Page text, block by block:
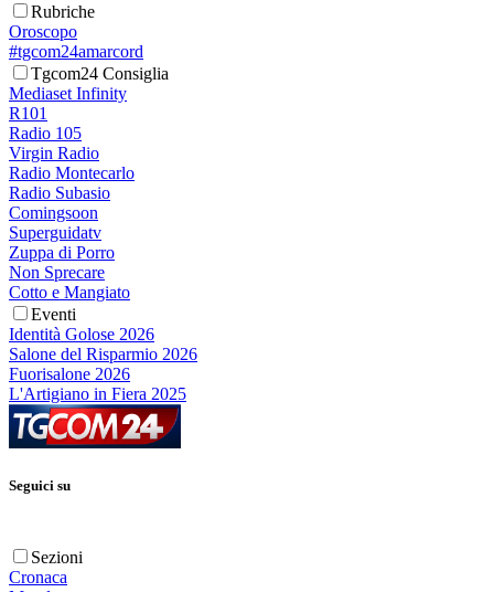
Rubriche
Oroscopo
#tgcom24amarcord
Tgcom24 Consiglia
Mediaset Infinity
R101
Radio 105
Virgin Radio
Radio Montecarlo
Radio Subasio
Comingsoon
Superguidatv
Zuppa di Porro
Non Sprecare
Cotto e Mangiato
Eventi
Identità Golose 2026
Salone del Risparmio 2026
Fuorisalone 2026
L'Artigiano in Fiera 2025
Seguici su
Sezioni
Cronaca